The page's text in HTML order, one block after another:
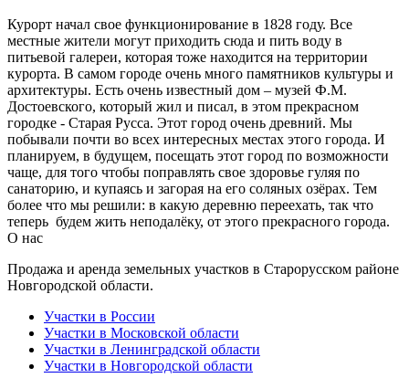
Курорт начал свое функционирование в 1828 году. Все
местные жители могут приходить сюда и пить воду в
питьевой галереи, которая тоже находится на территории
курорта. В самом городе очень много памятников культуры и
архитектуры. Есть очень известный дом – музей Ф.М.
Достоевского, который жил и писал, в этом прекрасном
городке - Старая Русса. Этот город очень древний. Мы
побывали почти во всех интересных местах этого города. И
планируем, в будущем, посещать этот город по возможности
чаще, для того чтобы поправлять свое здоровье гуляя по
санаторию, и купаясь и загорая на его соляных озёрах. Тем
более что мы решили: в какую деревню переехать, так что
теперь будем жить неподалёку, от этого прекрасного города.
О нас
Продажа и аренда земельных участков в Старорусском районе
Новгородской области.
Участки в России
Участки в Московской области
Участки в Ленинградской области
Участки в Новгородской области